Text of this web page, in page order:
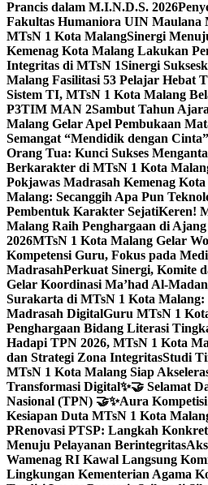
Prancis dalam M.I.N.D.S. 2026
Fakultas Humaniora UIN
MTsN 1 Kota MalangSinergi
Kemenag Kota Malang Lakukan
Integritas di MTsN 1Sinergi
Malang Fasilitasi 53 Pelajar Hebat
Sistem TI, MTsN 1 Kota Malang
P3TIM MAN 2Sambut Tahun
Malang Gelar Apel Pembukaan
Semangat “Mendidik dengan Cinta”
Orang Tua: Kunci Sukses
Berkarakter di MTsN 1 Kota
Pokjawas Madrasah Kemenag
Malang: Secanggih Apa Pun
Pembentuk Karakter SejatiKeren!
Malang Raih Penghargaan di
2026MTsN 1 Kota Malang Gelar
Kompetensi Guru, Fokus pada
MadrasahPerkuat Sinergi, Komite
Gelar Koordinasi Ma’had Al-
Surakarta di MTsN 1 Kota
Madrasah DigitalGuru MTsN 1
Penghargaan Bidang Literasi
Hadapi TPN 2026, MTsN 1 Kota
dan Strategi Zona IntegritasStudi
MTsN 1 Kota Malang Siap
Transformasi Digital✨🤝 Selamat
Nasional (TPN) 🤝✨Aura
Kesiapan Duta MTsN 1 Kota
PRenovasi PTSP: Langkah
Menuju Pelayanan Berintegritas
Wamenag RI Kawal Langsung
Lingkungan Kementerian Agama